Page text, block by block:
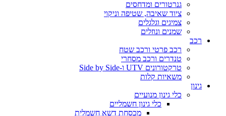
גנרטורים ומדחסים
ציוד שאיבה, שטיפה וניקוי
צמיגים וגלגלים
שמנים ונוזלים
רכב
רכב פרטי ורכב שטח
טנדרים ורכב מסחרי
טרקטורונים UTV ו-Side by Side
משאיות קלות
גינון
כלי גינון מנועיים
כלי גינון חשמליים
מכסחת דשא חשמלית